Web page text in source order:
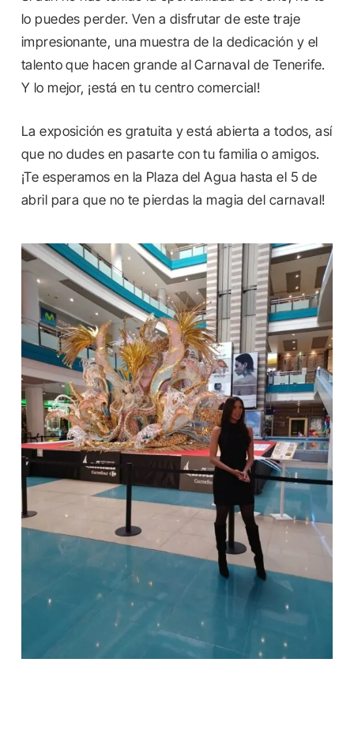
lo puedes perder. Ven a disfrutar de este traje
impresionante, una muestra de la dedicación y el
talento que hacen grande al Carnaval de Tenerife.
Y lo mejor, ¡está en tu centro comercial!
La exposición es gratuita y está abierta a todos, así
que no dudes en pasarte con tu familia o amigos.
¡Te esperamos en la Plaza del Agua hasta el 5 de
abril para que no te pierdas la magia del carnaval!